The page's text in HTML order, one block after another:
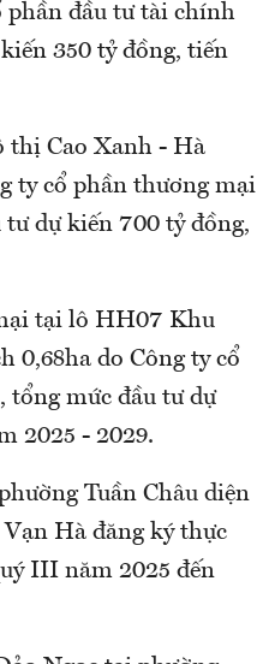
phần đầu tư tài chính
350 tỷ đồng, tiến
thị Cao Xanh - Hà
ty cổ phần thương mại
dự kiến 700 tỷ đồng,
tại lô HH07 Khu
0,68ha do Công ty cổ
tổng mức đầu tư dự
2025 - 2029.
Tuần Châu diện
Hà đăng ký thực
III năm 2025 đến